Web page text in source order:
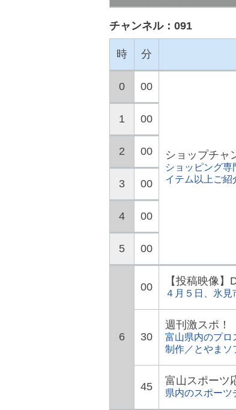
チャンネル：091
時 分
0 00
ショップチャ
ショッピング
イテム以上ご紹
1 00
2 00
3 00
4 00
5 00
6
00 【投稿映像
４月５日、氷
30
週刊激スポ！
富山県内のプロ
制作／とやまソ
45 富山スポーツ
県内のスポーツ